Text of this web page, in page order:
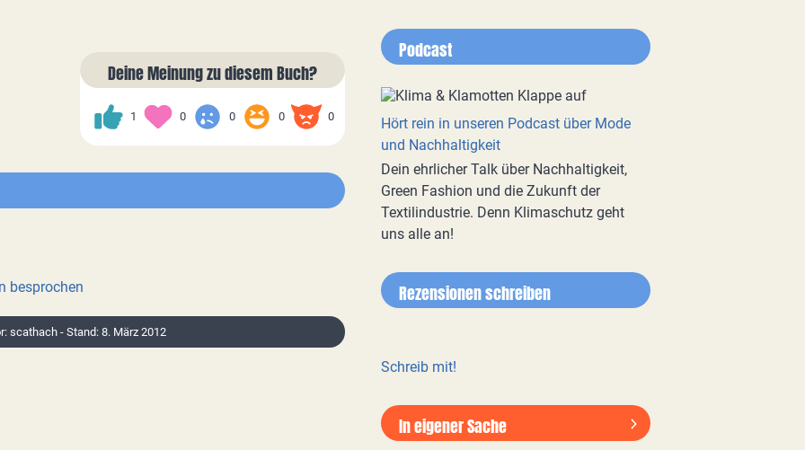
Deine Meinung zu diesem Buch?
1 0 0 0 0
besprochen
scathach - Stand: 8. März 2012
Podcast
Hört rein in unseren Podcast über Mode
und Nachhaltigkeit
Dein ehrlicher Talk über Nachhaltigkeit,
Green Fashion und die Zukunft der
Textilindustrie. Denn Klimaschutz geht
uns alle an!
Rezensionen schreiben
Schreib mit!
In eigener Sache